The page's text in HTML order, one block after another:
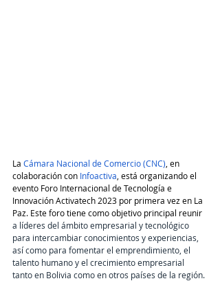
La Cámara Nacional de Comercio (CNC) , en
colaboración con Infoactiva , está organizando el
evento Foro Internacional de Tecnología e
Innovación Activatech 2023 por primera vez en La
Paz. Este foro tiene como objetivo principal reunir
a líderes del ámbito empresarial y tecnológico
para intercambiar conocimientos y experiencias,
así como para fomentar el emprendimiento, el
talento humano y el crecimiento empresarial
tanto en Bolivia como en otros países de la región.